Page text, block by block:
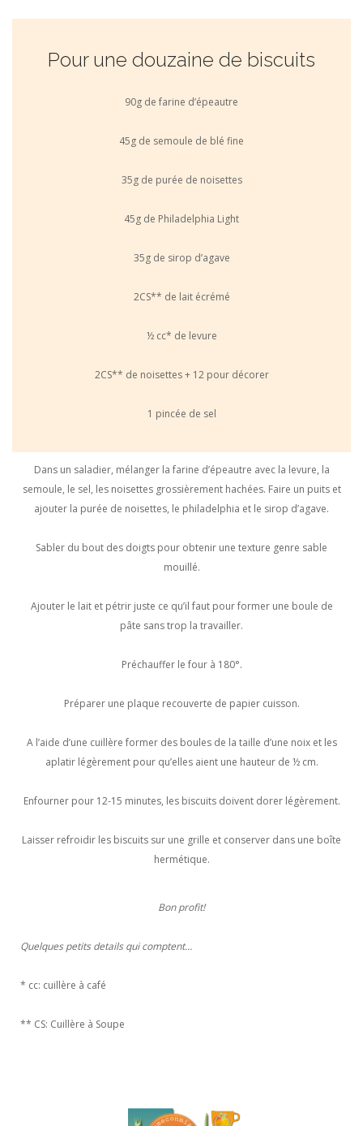
Pour une douzaine de biscuits
90g de farine d’épeautre
45g de semoule de blé fine
35g de purée de noisettes
45g de Philadelphia Light
35g de sirop d’agave
2CS** de lait écrémé
½ cc* de levure
2CS** de noisettes + 12 pour décorer
1 pincée de sel
Dans un saladier, mélanger la farine d’épeautre avec la levure, la
semoule, le sel, les noisettes grossièrement hachées. Faire un puits et
ajouter la purée de noisettes, le philadelphia et le sirop d’agave.
Sabler du bout des doigts pour obtenir une texture genre sable
mouillé.
Ajouter le lait et pétrir juste ce qu’il faut pour former une boule de
pâte sans trop la travailler.
Préchauffer le four à 180°.
Préparer une plaque recouverte de papier cuisson.
A l’aide d’une cuillère former des boules de la taille d’une noix et les
aplatir légèrement pour qu’elles aient une hauteur de ½ cm.
Enfourner pour 12-15 minutes, les biscuits doivent dorer légèrement.
Laisser refroidir les biscuits sur une grille et conserver dans une boîte
hermétique.
Bon profit!
Quelques petits details qui comptent…
* cc: cuillère à café
** CS: Cuillère à Soupe